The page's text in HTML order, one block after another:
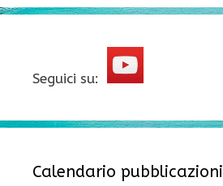
Seguici su:
Calendario pubblicazioni